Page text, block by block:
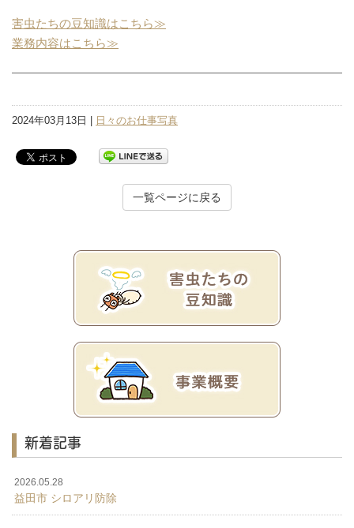
害虫たちの豆知識はこちら≫
業務内容はこちら≫
2024年03月13日 | 日々のお仕事写真
一覧ページに戻る
新着記事
2026.05.28
益田市 シロアリ防除